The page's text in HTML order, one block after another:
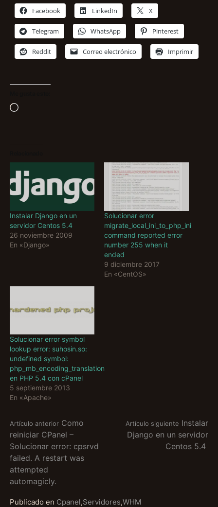
Facebook LinkedIn X
Telegram WhatsApp Pinterest
Reddit Correo electrónico Imprimir
Cargando...
Instalar Django en un
servidor Centos 5.4
26 noviembre 2009
En «Django»
Solucionar error
migrate_local_ini_to_php_ini
command reported error
number 255 when it
ended
9 diciembre 2017
En «CentOS»
Solucionar error symbol
lookup error: suhosin.so:
undefined symbol:
php_mb_encoding_translation
en PHP 5.4 con cPanel
5 septiembre 2013
En «Apache»
Seguir
leyendo
Artículo anterior Como
reiniciar CPanel –
Solucionar error: cpsrvd
failed. A restart was
attempted
automagicly.
Artículo siguiente Instalar
Django en un servidor
Centos 5.4
Publicado en Cpanel,Servidores,WHM